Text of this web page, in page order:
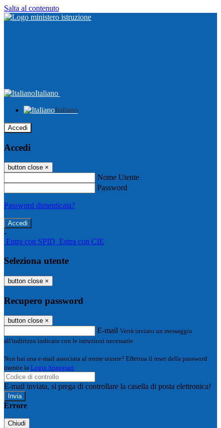
Salta al contenuto
Italiano
Italiano
Accedi
Accedi
button close ×
Nome Utente
Password
Password dimenticata?
-
Entra con SPID Entra con CIE
Seleziona utente
button close ×
Recupero password
button close ×
E-mail Verrà inviato un messaggio
all'indirizzo indicato con le istruzioni necessarie.
Non hai una e-mail associata al nome utente? Effettua il reset della password
tramite la Login Spaggiari
E-mail inviata, si prega di controllare la casella di posta elettronica!
Errore
Chiudi